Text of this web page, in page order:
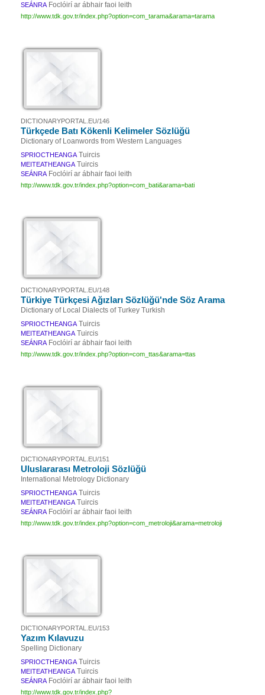
SEÁNRA Foclóirí ar ábhair faoi leith
http://www.tdk.gov.tr/index.php?option=com_tarama&arama=tarama
DICTIONARYPORTAL.EU/146
Türkçede Batı Kökenli Kelimeler Sözlüğü
Dictionary of Loanwords from Western Languages
SPRIOCTHEANGA Tuircis
MEITEATHEANGA Tuircis
SEÁNRA Foclóirí ar ábhair faoi leith
http://www.tdk.gov.tr/index.php?option=com_bati&arama=bati
DICTIONARYPORTAL.EU/148
Türkiye Türkçesi Ağızları Sözlüğü'nde Söz Arama
Dictionary of Local Dialects of Turkey Turkish
SPRIOCTHEANGA Tuircis
MEITEATHEANGA Tuircis
SEÁNRA Foclóirí ar ábhair faoi leith
http://www.tdk.gov.tr/index.php?option=com_ttas&arama=ttas
DICTIONARYPORTAL.EU/151
Uluslararası Metroloji Sözlüğü
International Metrology Dictionary
SPRIOCTHEANGA Tuircis
MEITEATHEANGA Tuircis
SEÁNRA Foclóirí ar ábhair faoi leith
http://www.tdk.gov.tr/index.php?option=com_metroloji&arama=metroloji
DICTIONARYPORTAL.EU/153
Yazım Kılavuzu
Spelling Dictionary
SPRIOCTHEANGA Tuircis
MEITEATHEANGA Tuircis
SEÁNRA Foclóirí ar ábhair faoi leith
http://www.tdk.gov.tr/index.php?